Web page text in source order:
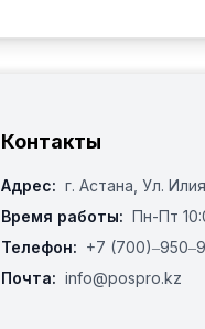
Контакты
Адрес: г. Астана, ​Ул.
Время работы: Пн-Пт
Телефон: +7
Почта: info@pospro.kz